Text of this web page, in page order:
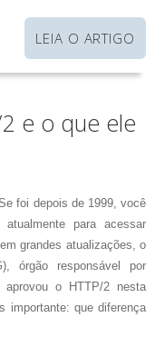
LEIA O ARTIGO
e o que ele
foi depois de 1999, você
para acessar
grandes atualizações, o
órgão responsável por
o HTTP/2 nesta
importante: que diferença